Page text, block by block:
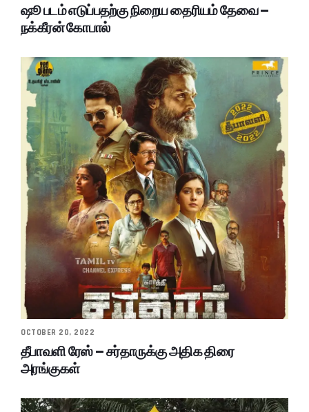
ஷூ படம் எடுப்பதற்கு நிறைய தைரியம் தேவை –
நக்கீரன் கோபால்
OCTOBER 20, 2022
தீபாவளி ரேஸ் – சர்தாருக்கு அதிக திரை
அரங்குகள்